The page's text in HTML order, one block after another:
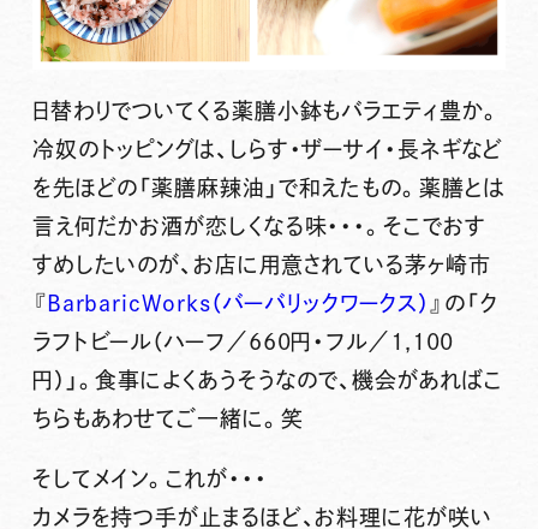
日替わりでついてくる薬膳小鉢もバラエティ豊か。
冷奴のトッピングは、しらす・ザーサイ・長ネギなど
を先ほどの「薬膳麻辣油」で和えたもの。薬膳とは
言え何だかお酒が恋しくなる味・・・。そこでおす
すめしたいのが、お店に用意されている茅ヶ崎市
『 BarbaricWorks（バーバリックワークス） 』の「ク
ラフトビール（ハーフ／660円・フル／1,100
円）」。食事によくあうそうなので、機会があればこ
ちらもあわせてご一緒に。笑
そしてメイン。これが・・・
カメラを持つ手が止まるほど、お料理に花が咲い